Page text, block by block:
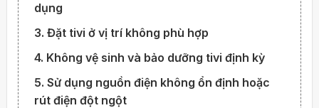
dụng
3. Đặt tivi ở vị trí không phù hợp
4. Không vệ sinh và bảo dưỡng tivi định kỳ
5. Sử dụng nguồn điện không ổn định hoặc
rút điện đột ngột